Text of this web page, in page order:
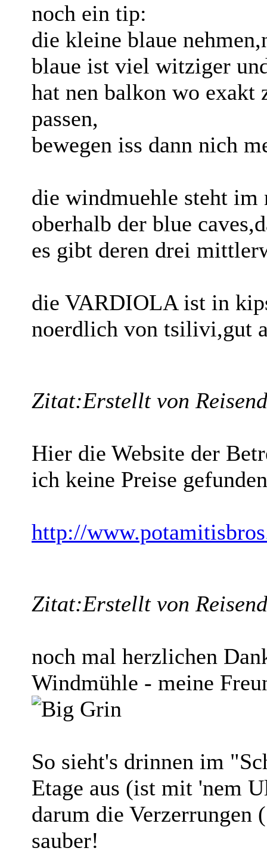
noch ein tip:
die kleine blaue
blaue ist viel witziger
hat nen balkon wo exakt
passen,
bewegen iss dann nich
die windmuehle steht im
oberhalb der blue
es gibt deren drei
die VARDIOLA ist in
noerdlich von tsilivi,gut
Zitat:Erstellt von
Hier die Website der
ich keine Preise
http://
Zitat:Erstellt von
noch mal herzlichen
Windmühle - meine
So sieht's drinnen im
Etage aus (ist mit 'nem
darum die Verzerrungen
sauber!